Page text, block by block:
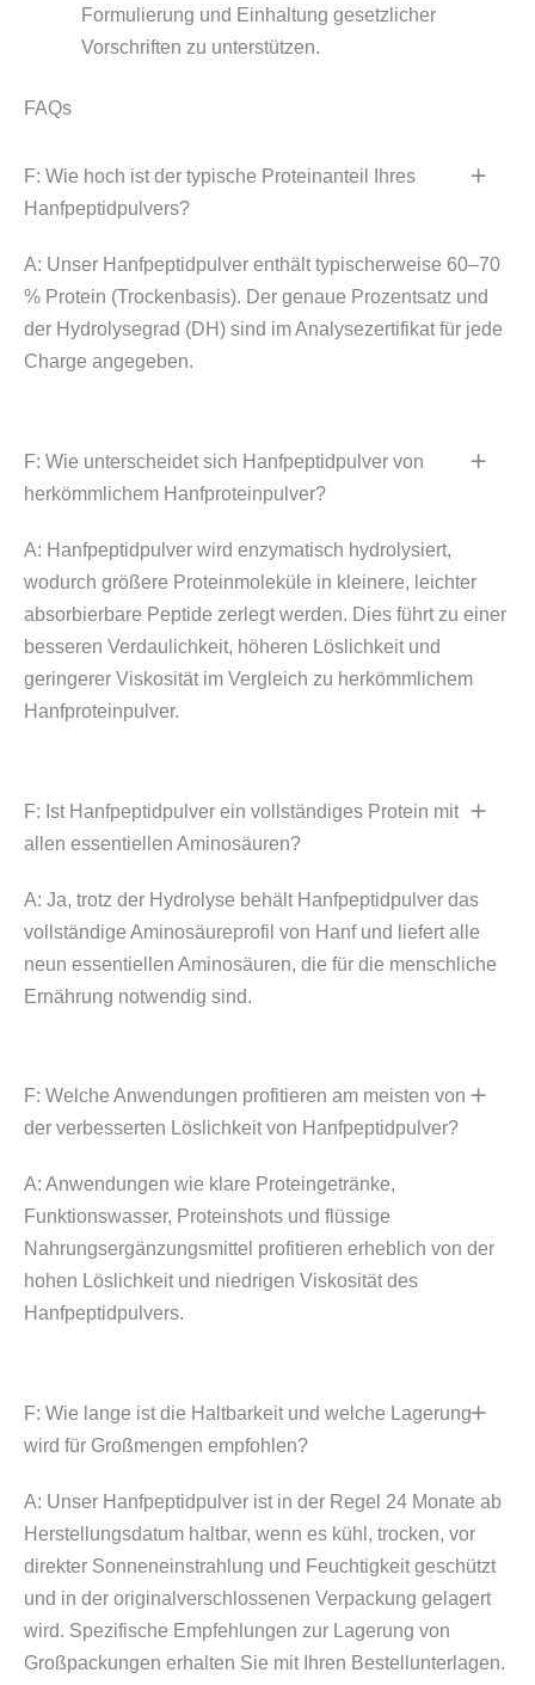
Formulierung und Einhaltung gesetzlicher
Vorschriften zu unterstützen.
FAQs
F: Wie hoch ist der typische Proteinanteil Ihres
Hanfpeptidpulvers?
A: Unser Hanfpeptidpulver enthält typischerweise 60–70
% Protein (Trockenbasis). Der genaue Prozentsatz und
der Hydrolysegrad (DH) sind im Analysezertifikat für jede
Charge angegeben.
F: Wie unterscheidet sich Hanfpeptidpulver von
herkömmlichem Hanfproteinpulver?
A: Hanfpeptidpulver wird enzymatisch hydrolysiert,
wodurch größere Proteinmoleküle in kleinere, leichter
absorbierbare Peptide zerlegt werden. Dies führt zu einer
besseren Verdaulichkeit, höheren Löslichkeit und
geringerer Viskosität im Vergleich zu herkömmlichem
Hanfproteinpulver.
F: Ist Hanfpeptidpulver ein vollständiges Protein mit
allen essentiellen Aminosäuren?
A: Ja, trotz der Hydrolyse behält Hanfpeptidpulver das
vollständige Aminosäureprofil von Hanf und liefert alle
neun essentiellen Aminosäuren, die für die menschliche
Ernährung notwendig sind.
F: Welche Anwendungen profitieren am meisten von
der verbesserten Löslichkeit von Hanfpeptidpulver?
A: Anwendungen wie klare Proteingetränke,
Funktionswasser, Proteinshots und flüssige
Nahrungsergänzungsmittel profitieren erheblich von der
hohen Löslichkeit und niedrigen Viskosität des
Hanfpeptidpulvers.
F: Wie lange ist die Haltbarkeit und welche Lagerung
wird für Großmengen empfohlen?
A: Unser Hanfpeptidpulver ist in der Regel 24 Monate ab
Herstellungsdatum haltbar, wenn es kühl, trocken, vor
direkter Sonneneinstrahlung und Feuchtigkeit geschützt
und in der originalverschlossenen Verpackung gelagert
wird. Spezifische Empfehlungen zur Lagerung von
Großpackungen erhalten Sie mit Ihren Bestellunterlagen.